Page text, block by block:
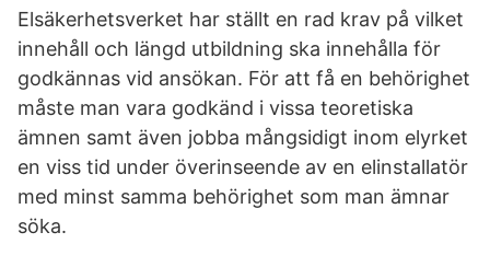
Elsäkerhetsverket har ställt en rad krav på vilket
innehåll och längd utbildning ska innehålla för
godkännas vid ansökan. För att få en behörighet
måste man vara godkänd i vissa teoretiska
ämnen samt även jobba mångsidigt inom elyrket
en viss tid under överinseende av en elinstallatör
med minst samma behörighet som man ämnar
söka.